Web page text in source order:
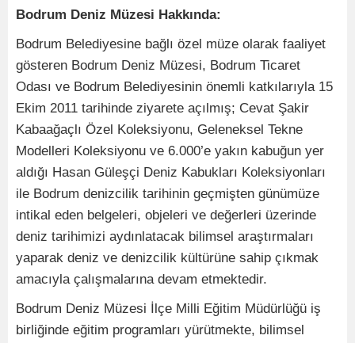
Bodrum Deniz Müzesi Hakkında:
Bodrum Belediyesine bağlı özel müze olarak faaliyet
gösteren Bodrum Deniz Müzesi, Bodrum Ticaret
Odası ve Bodrum Belediyesinin önemli katkılarıyla 15
Ekim 2011 tarihinde ziyarete açılmış; Cevat Şakir
Kabaağaçlı Özel Koleksiyonu, Geleneksel Tekne
Modelleri Koleksiyonu ve 6.000’e yakın kabuğun yer
aldığı Hasan Güleşçi Deniz Kabukları Koleksiyonları
ile Bodrum denizcilik tarihinin geçmişten günümüze
intikal eden belgeleri, objeleri ve değerleri üzerinde
deniz tarihimizi aydınlatacak bilimsel araştırmaları
yaparak deniz ve denizcilik kültürüne sahip çıkmak
amacıyla çalışmalarına devam etmektedir.
Bodrum Deniz Müzesi İlçe Milli Eğitim Müdürlüğü iş
birliğinde eğitim programları yürütmekte, bilimsel